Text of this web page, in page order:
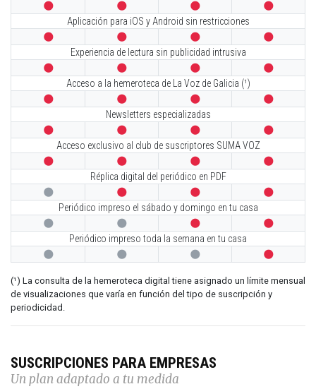
   
Aplicación para iOS y Android sin restricciones
   
Experiencia de lectura sin publicidad intrusiva
   
Acceso a la hemeroteca de La Voz de Galicia (¹)
   
Newsletters especializadas
   
Acceso exclusivo al club de suscriptores SUMA VOZ
   
Réplica digital del periódico en PDF
   
Periódico impreso el sábado y domingo en tu casa
   
Periódico impreso toda la semana en tu casa
   
(¹) La consulta de la hemeroteca digital tiene asignado un límite mensual
de visualizaciones que varía en función del tipo de suscripción y
periodicidad.
SUSCRIPCIONES PARA EMPRESAS
Un plan adaptado a tu medida